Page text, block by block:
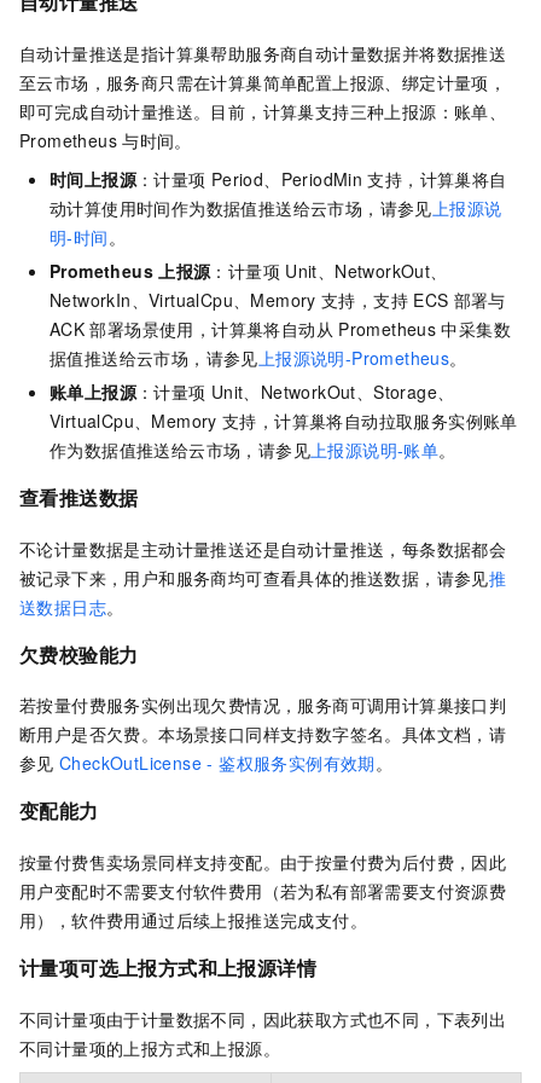
自动计量推送是指计算巢帮助服务商自动计量数据并将数据推送
至云市场，服务商只需在计算巢简单配置上报源、绑定计量项，
即可完成自动计量推送。目前，计算巢支持三种上报源：账单、
Prometheus 与时间。
时间上报源：计量项 Period、PeriodMin 支持，计算巢将自
动计算使用时间作为数据值推送给云市场，请参见上报源说
明-时间。
Prometheus 上报源：计量项 Unit、NetworkOut、
NetworkIn、VirtualCpu、Memory 支持，支持 ECS 部署与
ACK 部署场景使用，计算巢将自动从 Prometheus 中采集数
据值推送给云市场，请参见上报源说明-Prometheus。
账单上报源：计量项 Unit、NetworkOut、Storage、
VirtualCpu、Memory 支持，计算巢将自动拉取服务实例账单
作为数据值推送给云市场，请参见上报源说明-账单。
查看推送数据
不论计量数据是主动计量推送还是自动计量推送，每条数据都会
被记录下来，用户和服务商均可查看具体的推送数据，请参见推
送数据日志。
欠费校验能力
若按量付费服务实例出现欠费情况，服务商可调用计算巢接口判
断用户是否欠费。本场景接口同样支持数字签名。具体文档，请
参见 CheckOutLicense - 鉴权服务实例有效期。
变配能力
按量付费售卖场景同样支持变配。由于按量付费为后付费，因此
用户变配时不需要支付软件费用（若为私有部署需要支付资源费
用），软件费用通过后续上报推送完成支付。
计量项可选上报方式和上报源详情
不同计量项由于计量数据不同，因此获取方式也不同，下表列出
不同计量项的上报方式和上报源。